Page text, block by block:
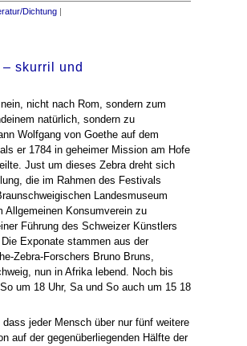
Dichtung |
skurril und
nicht nach Rom, sondern zum
natürlich, sondern zu
Wolfgang von Goethe auf dem
er 1784 in geheimer Mission am Hofe
Just um dieses Zebra dreht sich
die im Rahmen des Festivals
Landesmuseum
Allgemeinen Konsumverein zu
Führung des Schweizer Künstlers
Exponate stammen aus der
Zebra-Forschers Bruno Bruns,
nun in Afrika lebend. Noch bis
um 18 Uhr, Sa und So auch um 15 18
jeder Mensch über nur fünf weitere
auf der gegenüberliegenden Hälfte der